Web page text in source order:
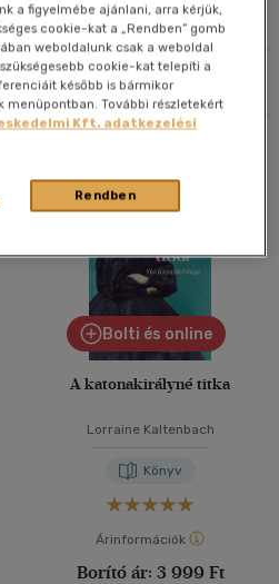
Rendezés
Bolti és online
A katonakirályné titka
Lorraine Kaltenbach
Könyv
Árinformációk
Borító ár: 3 999 Ft
a figyelmébe ajánlani, arra kérjük,
cookie-kat a „Rendben” gomb
weboldalunk csak a weboldal
cookie-kat telepíti a
később is bármikor
menüpontban. További részletekért
Kft. adatkezelési
Rendben